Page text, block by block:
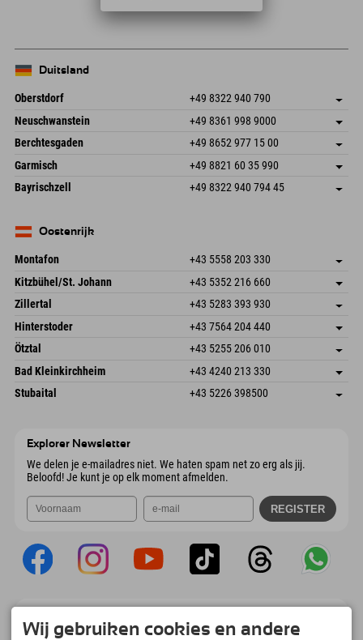
Duitsland
Oberstdorf +49 8322 940 790
An der Breitach 3
87538 Fischen I. Allgäu
Duitsland
Adres opslaan
Aankomstinformatie
Booking
Neuschwanstein +49 8361 998 9000
An der Riese 45
87484 Nesselwang im Allgäu
Duitsland
Adres opslaan
Booking
Berchtesgaden +49 8652 977 15 00
Hofreitstr. 7
83471 Schönau am Königssee
Duitsland
Adres opslaan
Aankomstinformatie
Booking
Garmisch +49 8821 60 35 990
Frickenstraße 22
82490 Farchant
Adres opslaan
Bayrischzell +49 8322 940 794 45
Duitsland
Oostenrijk
Montafon +43 5558 203 330
Dorfstr. 127b
6793 Gaschurn/Montafon
Oostenrijk
Adres opslaan
Aankomstinformatie
Booking
Kitzbühel/St. Johann +43 5352 216 660
Speckbacherstraße 87
Oostenrijk
Adres opslaan
Booking
Zillertal +43 5283 393 930
Schmiedau 2
6272 Kaltenbach im Zillertal
Oostenrijk
Adres opslaan
Aankomstinformatie
Booking
Hinterstoder +43 7564 204 440
Freizeitpark 10
Oostenrijk
Adres opslaan
Booking
Ötztal +43 5255 206 010
Gscheat 14
6441 Umhausen
Oostenrijk
Adres opslaan
Aankomstinformatie
Booking
Bad Kleinkirchheim +43 4240 213 330
Dorfstraße 24
Adres opslaan
Stubaital +43 5226 398500
Explorer Newsletter
We delen je e-mailadres niet. We haten spam net zo erg als jij.
Beloofd! Je kunt je op elk moment afmelden.
Upload je #ExplorerMoments, Mijn Explorer
Wij gebruiken cookies en andere